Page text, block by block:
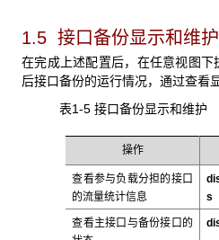
1.5 接口备份显示和维护
在完成上述配置后，在任意视图下
后接口备份的运行情况，通过查看
表1-5 接口备份显示和维护
操作
查看参与负载分担的接口
的流量统计信息
s
查看主接口与备份接口的